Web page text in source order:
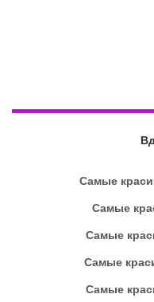
Самые
Самые
Самые
Самые
Самые